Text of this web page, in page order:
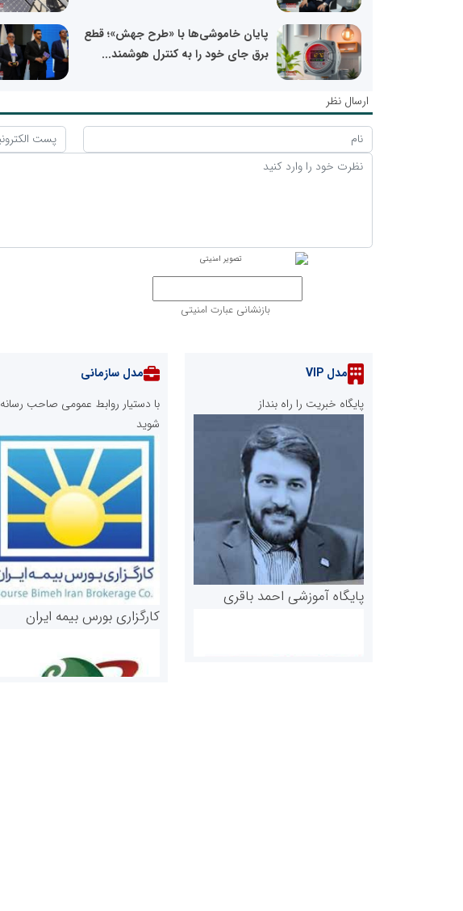
پایان خاموشی‌ها با «طرح جهش»؛ قطع
برق جای خود را به کنترل هوشمند...
ارسال نظر
بازنشانی عبارت امنیتی
مدل VIP
پایگاه خبریت را راه بنداز
پایگاه آموزشی احمد باقری
مدل سازمانی
با دستیار روابط عمومی صاحب رسانه
شوید
کارگزاری بورس بیمه ایران